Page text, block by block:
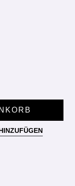
GEWÜNSCHTEN